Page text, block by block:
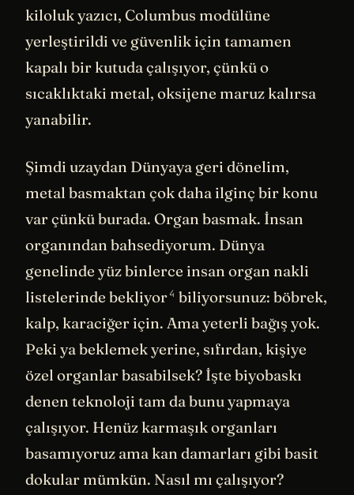
kiloluk yazıcı, Columbus modülüne
yerleştirildi ve güvenlik için tamamen
kapalı bir kutuda çalışıyor, çünkü o
sıcaklıktaki metal, oksijene maruz kalırsa
yanabilir.
Şimdi uzaydan Dünyaya geri dönelim,
metal basmaktan çok daha ilginç bir konu
var çünkü burada. Organ basmak. İnsan
organından bahsediyorum. Dünya
genelinde yüz binlerce insan organ nakli
listelerinde bekliyor4 biliyorsunuz: böbrek,
kalp, karaciğer için. Ama yeterli bağış yok.
Peki ya beklemek yerine, sıfırdan, kişiye
özel organlar basabilsek? İşte biyobaskı
denen teknoloji tam da bunu yapmaya
çalışıyor. Henüz karmaşık organları
basamıyoruz ama kan damarları gibi basit
dokular mümkün. Nasıl mı çalışıyor?